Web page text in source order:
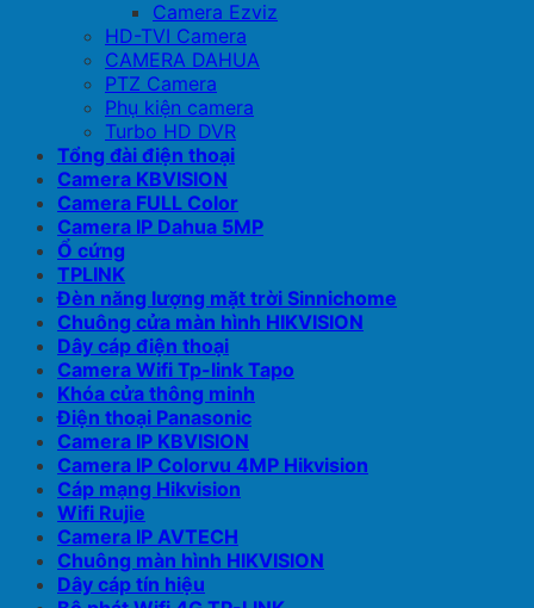
Camera Ezviz
HD-TVI Camera
CAMERA DAHUA
PTZ Camera
Phụ kiện camera
Turbo HD DVR
Tổng đài điện thoại
Camera KBVISION
Camera FULL Color
Camera IP Dahua 5MP
Ổ cứng
TPLINK
Đèn năng lượng mặt trời Sinnichome
Chuông cửa màn hình HIKVISION
Dây cáp điện thoại
Camera Wifi Tp-link Tapo
Khóa cửa thông minh
Điện thoại Panasonic
Camera IP KBVISION
Camera IP Colorvu 4MP Hikvision
Cáp mạng Hikvision
Wifi Rujie
Camera IP AVTECH
Chuông màn hình HIKVISION
Dây cáp tín hiệu